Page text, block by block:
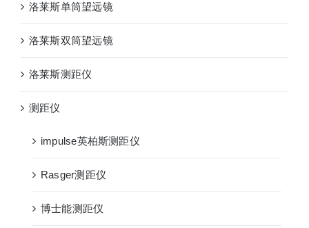
洛莱斯单筒望远镜
洛莱斯双筒望远镜
洛莱斯测距仪
测距仪
impulse英柏斯测距仪
Rasger测距仪
博士能测距仪